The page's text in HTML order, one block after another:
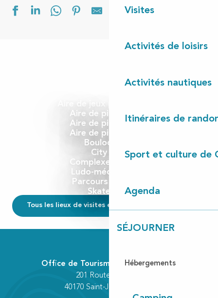
Visites
Activités de loisirs
Activités nautiques
Itinéraires de
Sport et culture de
Agenda
SÉJOURNER
Hébergements
Ajouter aux
Aire de pique-nique
Aire de pique-nique
Aire de pique-nique
Boulodrome
City Parc
Complexe de loisirs
Ludo-médiathèque
Parcours de santé
Skate parc
Tous les lieux de visites en Côte Landes Nature
Office de Tourisme Communautaire
201 Route des Lacs
40170 Saint-Julien-en-Born